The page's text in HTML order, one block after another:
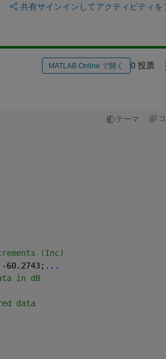
共有サインインしてアクティビティを
MATLAB Online で開く 0 投票
テーマ
(Inc)
60.2743; ...
in dB
data